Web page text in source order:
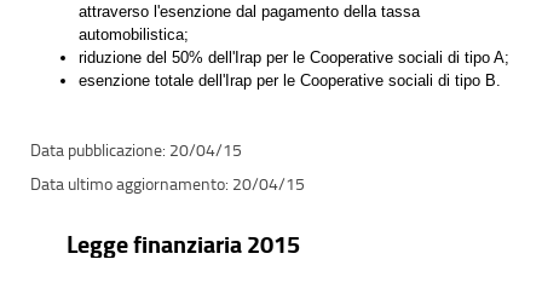
attraverso l'esenzione dal pagamento della tassa
automobilistica;
riduzione del 50% dell'Irap per le Cooperative sociali di tipo A;
esenzione totale dell'Irap per le Cooperative sociali di tipo B.
20/04/15
20/04/15
Legge finanziaria 2015